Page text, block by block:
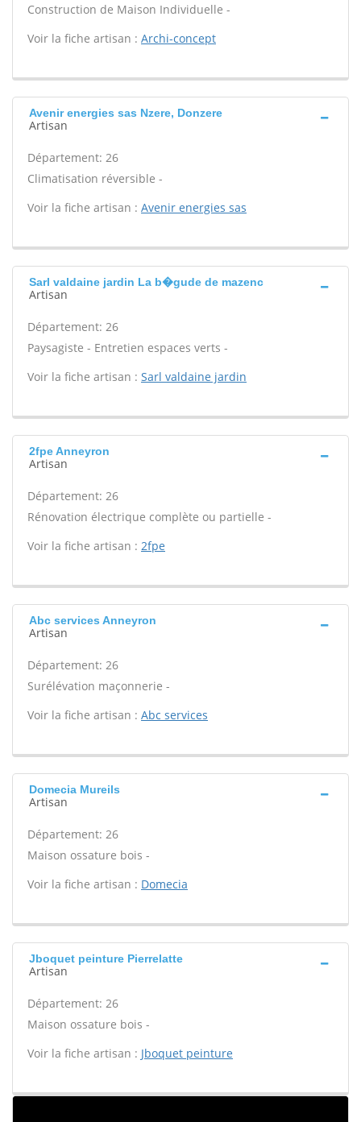
Construction de Maison Individuelle -
Voir la fiche artisan : Archi-concept
Avenir energies sas Nzere, Donzere
Artisan
Département: 26
Climatisation réversible -
Voir la fiche artisan : Avenir energies sas
Sarl valdaine jardin La b�gude de mazenc
Artisan
Département: 26
Paysagiste - Entretien espaces verts -
Voir la fiche artisan : Sarl valdaine jardin
2fpe Anneyron
Artisan
Département: 26
Rénovation électrique complète ou partielle -
Voir la fiche artisan : 2fpe
Abc services Anneyron
Artisan
Département: 26
Surélévation maçonnerie -
Voir la fiche artisan : Abc services
Domecia Mureils
Artisan
Département: 26
Maison ossature bois -
Voir la fiche artisan : Domecia
Jboquet peinture Pierrelatte
Artisan
Département: 26
Maison ossature bois -
Voir la fiche artisan : Jboquet peinture